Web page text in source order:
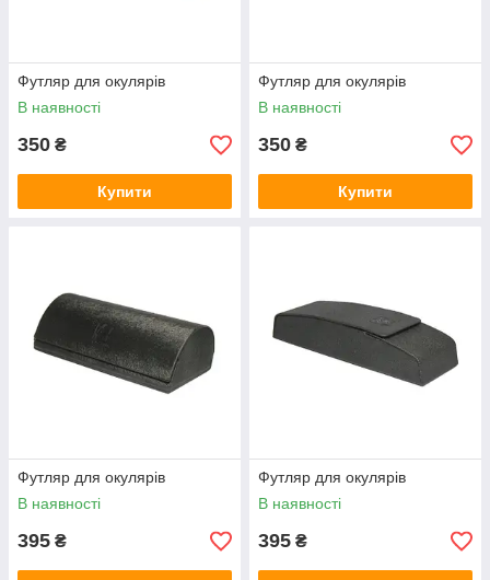
Футляр для окулярів
В наявності
350 ₴
Купити
Футляр для окулярів
В наявності
350 ₴
Купити
Футляр для окулярів
В наявності
395 ₴
Футляр для окулярів
В наявності
395 ₴